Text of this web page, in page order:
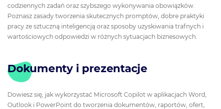
codziennych zadań oraz szybszego wykonywania obowiązków.
Poznasz zasady tworzenia skutecznych promptów, dobre praktyki
pracy ze sztuczną inteligencją oraz sposoby uzyskiwania trafnych i
wartościowych odpowiedzi w różnych sytuacjach biznesowych.
Dokumenty i prezentacje
Dowiesz się, jak wykorzystać Microsoft Copilot w aplikacjach Word,
Outlook i PowerPoint do tworzenia dokumentów, raportów, ofert,